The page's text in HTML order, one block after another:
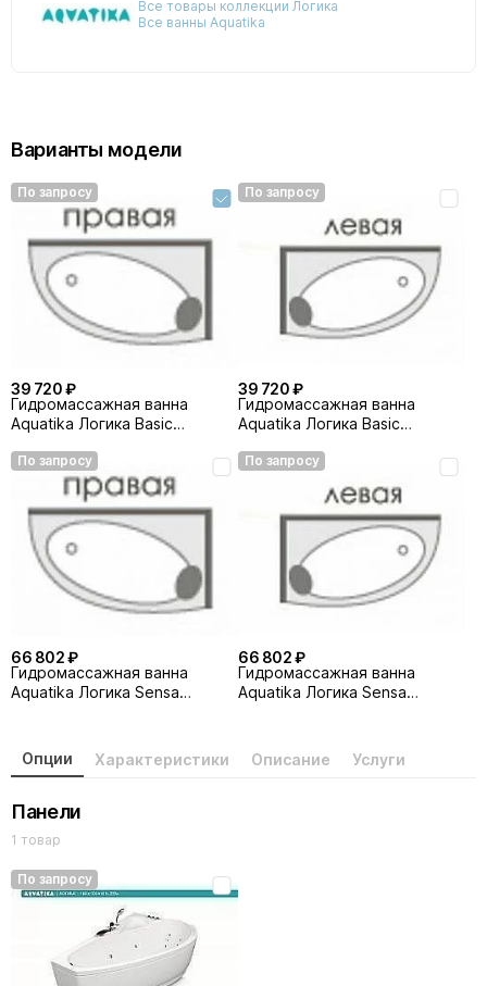
Все товары коллекции Логика
Все ванны Aquatika
Варианты модели
По запросу
39 720 ₽
Гидромассажная ванна
Aquatika Логика Basic
По запросу
39 720 ₽
Гидромассажная ванна
Aquatika Логика Basic
По запросу
66 802 ₽
Гидромассажная ванна
Aquatika Логика Sensa
По запросу
66 802 ₽
Гидромассажная ванна
Aquatika Логика Sensa
Опции Характеристики Описание Услуги
Панели
1 товар
По запросу